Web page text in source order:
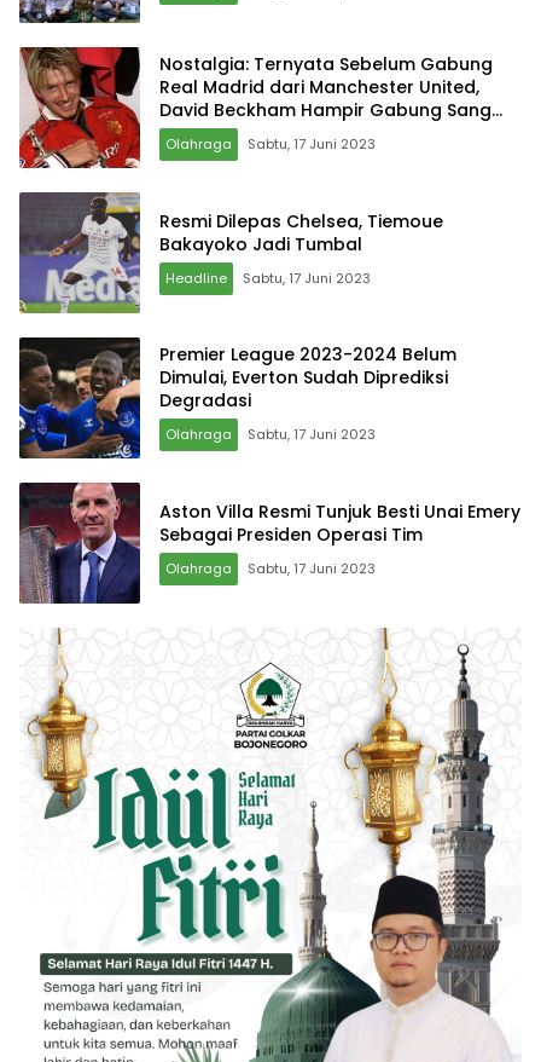
Nostalgia: Ternyata Sebelum Gabung
Real Madrid dari Manchester United,
David Beckham Hampir Gabung Sang
Rival
Olahraga Sabtu, 17 Juni 2023
Resmi Dilepas Chelsea, Tiemoue
Bakayoko Jadi Tumbal
Headline Sabtu, 17 Juni 2023
Premier League 2023-2024 Belum
Dimulai, Everton Sudah Diprediksi
Degradasi
Olahraga Sabtu, 17 Juni 2023
Aston Villa Resmi Tunjuk Besti Unai Emery
Sebagai Presiden Operasi Tim
Olahraga Sabtu, 17 Juni 2023